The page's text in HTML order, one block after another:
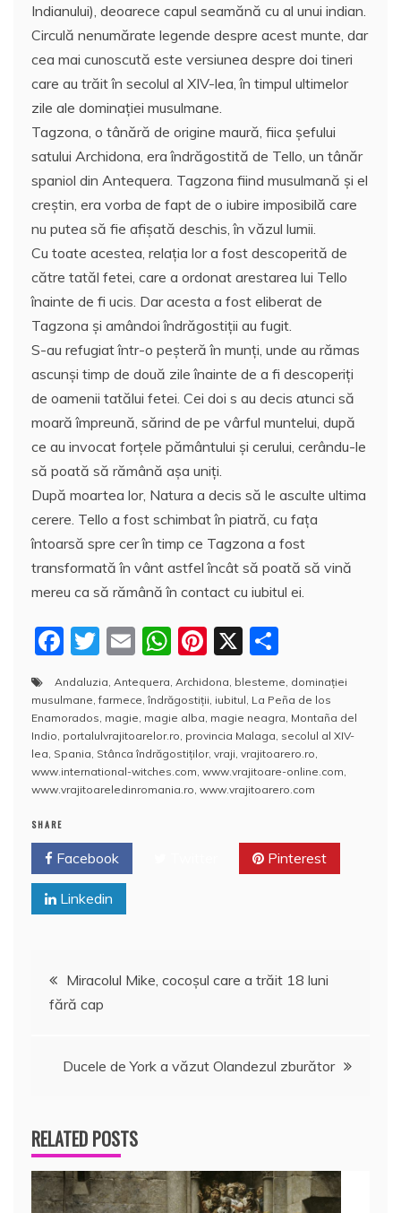
Indianului), deoarece capul seamănă cu al unui indian.
Circulă nenumărate legende despre acest munte, dar
cea mai cunoscută este versiunea despre doi tineri
care au trăit în secolul al XIV-lea, în timpul ultimelor
zile ale dominației musulmane.
Tagzona, o tânără de origine maură, fiica şefului
satului Archidona, era îndrăgostită de Tello, un tânăr
spaniol din Antequera. Tagzona fiind musulmană și el
creștin, era vorba de fapt de o iubire imposibilă care
nu putea să fie afişată deschis, în văzul lumii.
Cu toate acestea, relația lor a fost descoperită de
către tatăl fetei, care a ordonat arestarea lui Tello
înainte de fi ucis. Dar acesta a fost eliberat de
Tagzona și amândoi îndrăgostiţii au fugit.
S-au refugiat într-o peșteră în munți, unde au rămas
ascunşi timp de două zile înainte de a fi descoperiţi
de oamenii tatălui fetei. Cei doi s au decis atunci să
moară împreună, sărind de pe vârful muntelui, după
ce au invocat forțele pământului și cerului, cerându-le
să poată să rămână așa uniţi.
După moartea lor, Natura a decis să le asculte ultima
cerere. Tello a fost schimbat în piatră, cu fața
întoarsă spre cer în timp ce Tagzona a fost
transformată în vânt astfel încât să poată să vină
mereu ca să rămână în contact cu iubitul ei.
F
a
c
e
b
o
k
T
w
itt
er
E
ai
l
W
h
at
s
A
p
Pi
nt
er
e
st
X
rt
aj
e
a
ă
Andaluzia Antequera Archidona blesteme dominației
musulmane ,farmece îndrăgostiţii iubitul La Peña de los
Enamorados magie magie alba magie neagra Montaña del
Indio portalulvrajitoarelor.ro provincia Malaga secolul al XIV-
lea Spania Stânca îndrăgostiţilor, vraji vrajitoarero.ro
www.international-witches.com www.vrajitoare-online.com
www.vrajitoareledinromania.ro www.vrajitoarero.com
SHARE
Facebook Pinterest
Linkedin
Navigare
articole
Miracolul Mike, cocoşul care a trăit 18 luni
fără cap
Ducele de York a văzut Olandezul zburător
RELATED POSTS